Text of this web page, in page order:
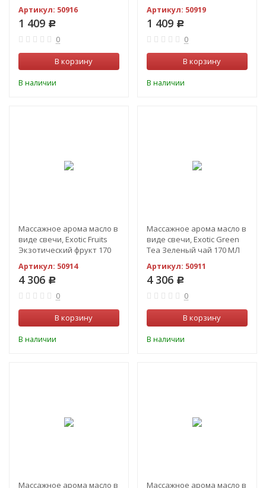
Артикул: 50916
1 409 Р
0
В корзину
В наличии
Артикул: 50919
1 409 Р
0
В корзину
В наличии
Массажное арома масло в
виде свечи, Exotic Fruits
Экзотический фрукт 170
Артикул: 50914
4 306 Р
0
В корзину
В наличии
Массажное арома масло в
виде свечи, Exotic Green
Tea Зеленый чай 170 МЛ
Артикул: 50911
4 306 Р
0
В корзину
В наличии
Массажное арома масло в
Массажное арома масло в